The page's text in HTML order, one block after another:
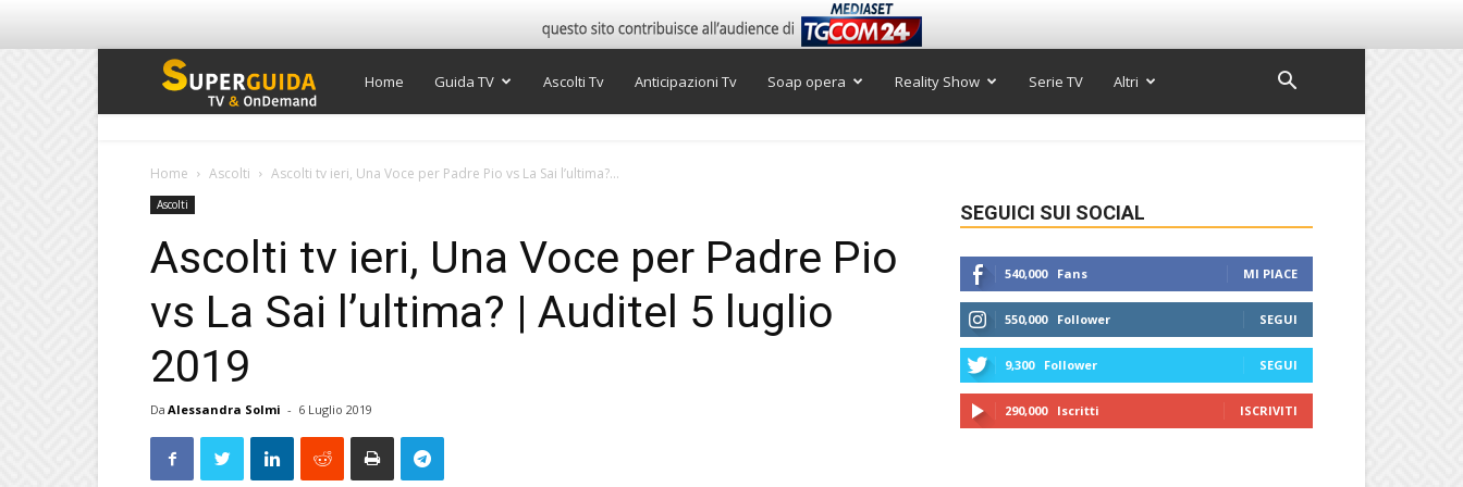
Super
Home Guida TV Ascolti Tv Anticipazioni Tv Soap opera Reality Show Serie TV Altri
Home Ascolti Ascolti tv ieri, Una Voce per Padre Pio vs La Sai l’ultima?...
Ascolti
Ascolti tv ieri, Una Voce per Padre Pio
vs La Sai l’ultima? | Auditel 5 luglio
2019
Da Alessandra Solmi - 6 Luglio 2019
SEGUICI SUI SOCIAL
540,000 Fans MI PIACE
550,000 Follower SEGUI
9,300 Follower SEGUI
290,000 Iscritti ISCRIVITI